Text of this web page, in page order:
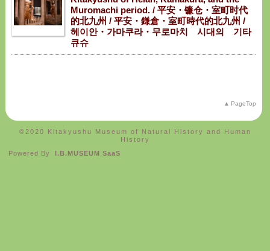
Muromachi period. / 平安・镰仓・室町时代
的北九州 / 平安・鎌倉・室町時代的北九州 /
헤이안・가마쿠라・무로마치 시대의 기타
큐슈
PageTop
©️2020 Kitakyushu Museum of Natural History and Human
History
Powered By
I.B.MUSEUM SaaS